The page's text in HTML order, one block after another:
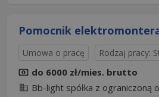
Pomocnik
Umowa o pracę Rodzaj pracy:
do 6000 zł/mies. brutto
Bb-light spółka z ograniczoną